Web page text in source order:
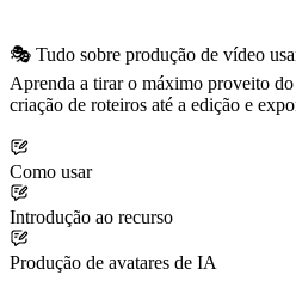
🎭 Tudo sobre produção de vídeo
Aprenda a tirar o máximo proveito
criação de roteiros até a edição e
Como usar
Introdução ao recurso
Produção de avatares de IA